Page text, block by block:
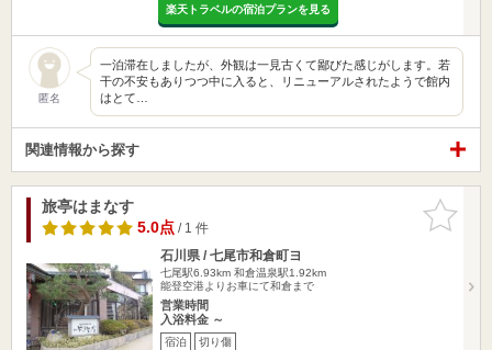
楽天トラベルの宿泊プランを見る
匿名
一泊滞在しましたが、外観は一見古くて鄙びた感じがします。若
干の不安もありつつ中に入ると、リニューアルされたようで館内
はとて…
関連情報から探す
お気に入
りに追加
旅亭はまなす
5.0点/ 1 件
石川県 / 七尾市和倉町ヨ
七尾駅6.93km 和倉温泉駅1.92km
能登空港よりお車にて和倉まで
営業時間
入浴料金 ～
宿泊 切り傷